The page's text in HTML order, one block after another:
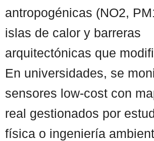
antropogénicas (NO2,
islas de calor y barreras
arquitectónicas que
En universidades, se
sensores low-cost con
real gestionados por
física o ingeniería